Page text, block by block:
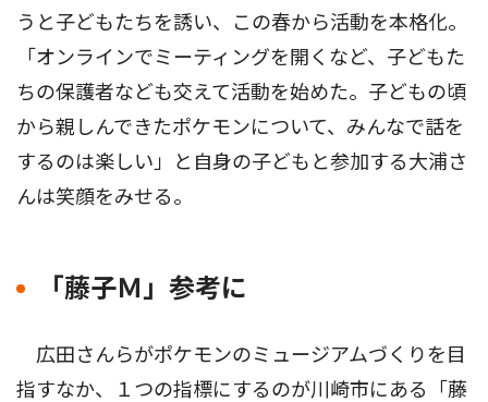
うと子どもたちを誘い、この春から活動を本格化。
「オンラインでミーティングを開くなど、子どもた
ちの保護者なども交えて活動を始めた。子どもの頃
から親しんできたポケモンについて、みんなで話を
するのは楽しい」と自身の子どもと参加する大浦さ
んは笑顔をみせる。
「藤子Ｍ」参考に
広田さんらがポケモンのミュージアムづくりを目
指すなか、１つの指標にするのが川崎市にある「藤